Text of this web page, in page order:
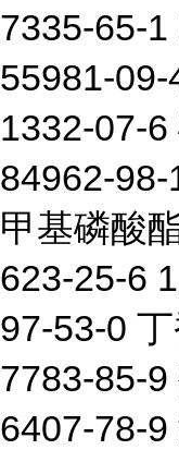
7335-65-1
55981-
1332-07-6
84962-
甲基磷酸
623-25-6
97-53-0
7783-85-
6407-78-